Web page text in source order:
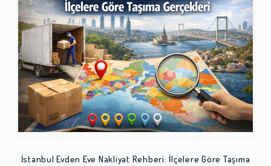
İstanbul Evden Eve Nakliyat Rehberi: İlçelere Göre Taşıma